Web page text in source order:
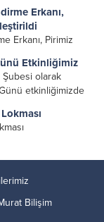
ve parti yetkilileri,
derneğimiz
alışverişinde
Erkanı,
Erkanı, Pirimiz
Kaya ve eşi Yeter
babaları
İndirme...
Etkinliğimiz
olarak
etkinliğimizde
duran herkese
bu güzel günün
Bilişim